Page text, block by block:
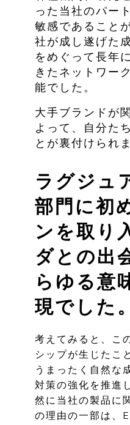
った当社のパー
敏感であること
社が成し遂げた
をめぐって長年
きたネットワー
能でした。
大手ブランドが
よって、自分た
とが裏付けられ
ラグジュ
部門に初
ンを取り
ダとの出
らゆる意
現でした。
考えてみると、こ
シップが生じたこ
うまったく自然な
対策の強化を推進
然に当社の製品に
の理由の一部は、